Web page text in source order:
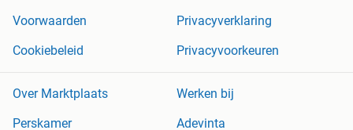
Voorwaarden
Privacyverklaring
Cookiebeleid
Privacyvoorkeuren
Over Marktplaats
Werken bij
Perskamer
Adevinta